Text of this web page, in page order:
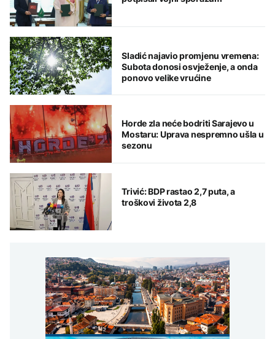
Sladić najavio promjenu vremena:
Subota donosi osvježenje, a onda
ponovo velike vrućine
Horde zla neće bodriti Sarajevo u
Mostaru: Uprava nespremno ušla u
sezonu
Trivić: BDP rastao 2,7 puta, a
troškovi života 2,8